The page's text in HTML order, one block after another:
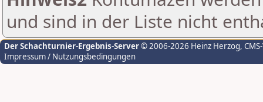
und sind in der Liste nicht
Der Schachturnier-Ergebnis-Server© 2006-2026 Heinz Herzog,
Impressum / Nutzungsbedingungen